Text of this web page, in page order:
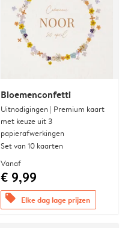
Bloemenconfetti
Uitnodigingen | Premium kaart
met keuze uit 3
papierafwerkingen
Set van 10 kaarten
Vanaf
€ 9,99
offers Elke dag lage prijzen